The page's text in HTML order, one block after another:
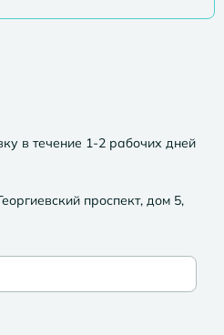
в течение 1-2 рабочих дней
проспект, дом 5,